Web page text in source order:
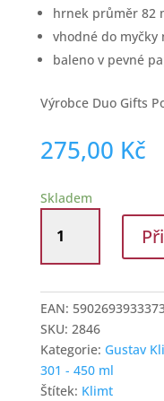
hrnek průměr 82
vhodné do
baleno v pevné
Výrobce Duo Gifts
275,00 Kč
Skladem
baňák
Gustav
Polibek
hnědý
množství
EAN:
SKU: 2846
Kategorie: Gustav
301 - 450 ml
Štítek: Klimt